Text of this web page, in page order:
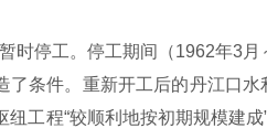
停工。停工期间（1962年3月
条件。重新开工后的丹江口
工程“较顺利地按初期规模建